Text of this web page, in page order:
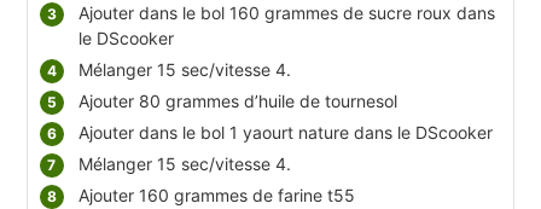
Ajouter dans le bol 160 grammes de sucre roux dans
le DScooker
Mélanger 15 sec/vitesse 4.
Ajouter 80 grammes d’huile de tournesol
Ajouter dans le bol 1 yaourt nature dans le DScooker
Mélanger 15 sec/vitesse 4.
Ajouter 160 grammes de farine t55